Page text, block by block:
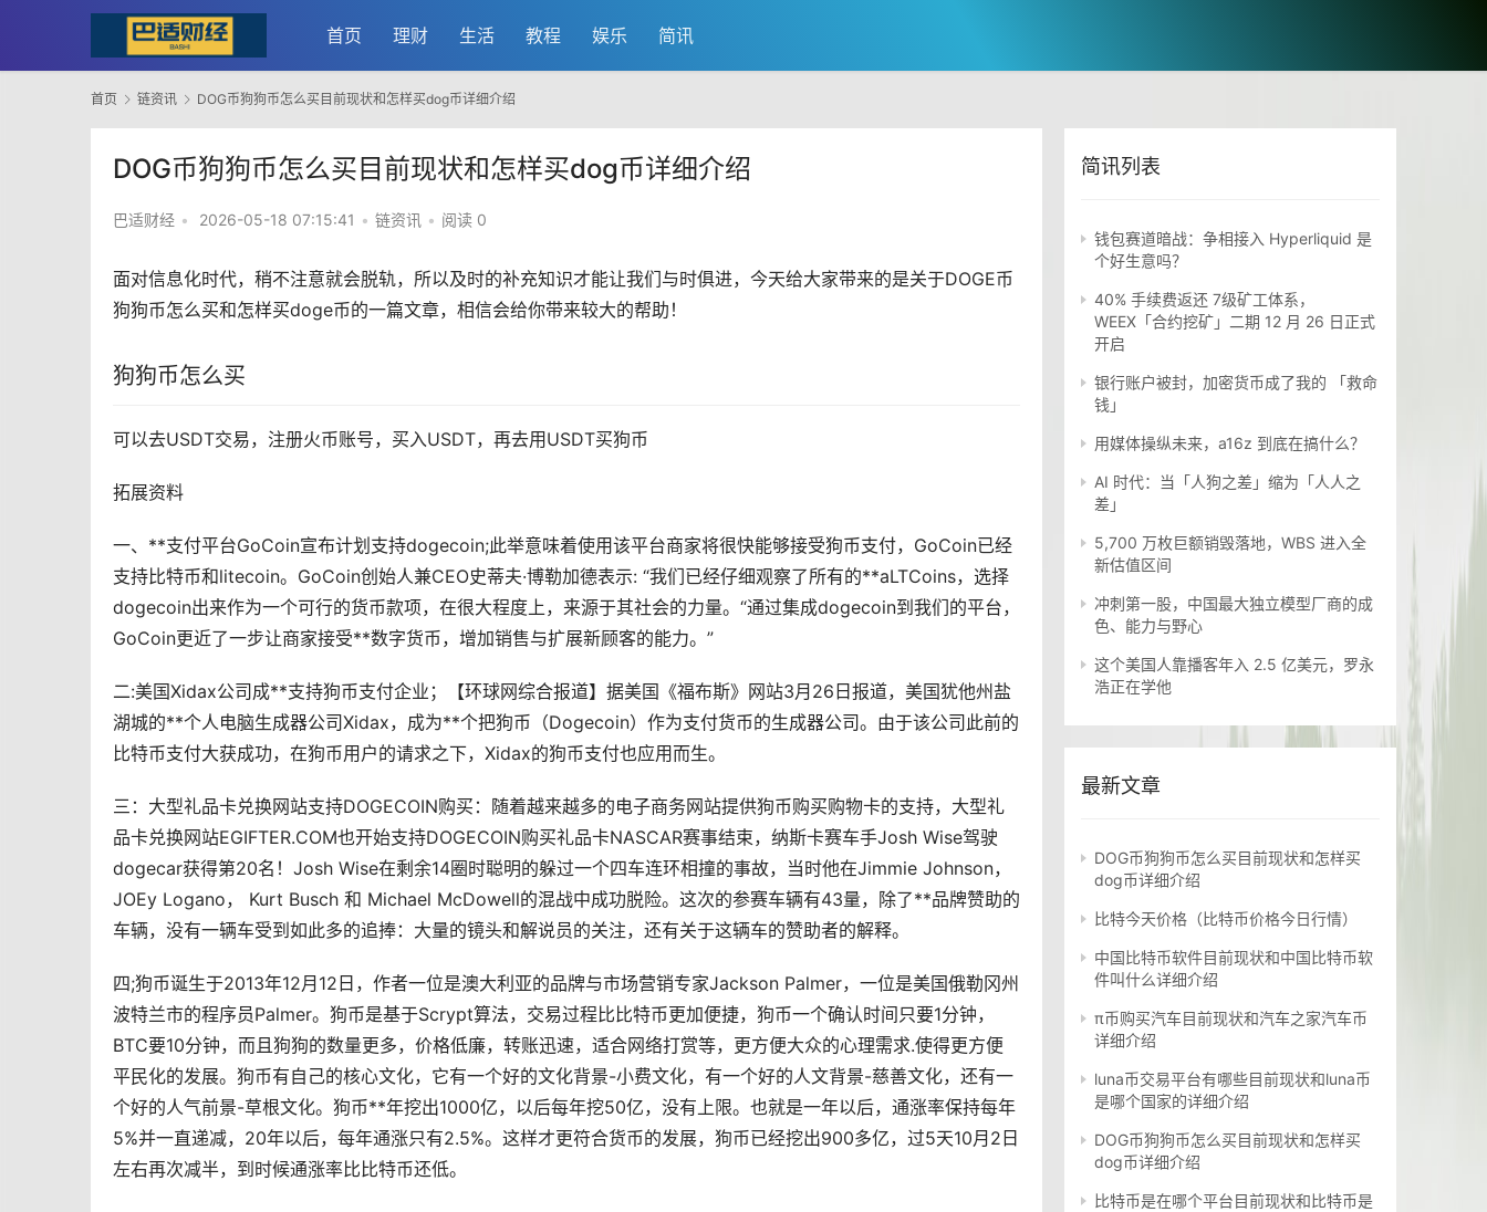
首页 理财 生活 教程 娱乐 简讯
首页 链资讯 DOG币狗狗币怎么买目前现状和怎样买dog币详细介绍
DOG币狗狗币怎么买目前现状和怎样买dog币详细介绍
巴适财经 • 2026-05-18 07:15:41 • 链资讯 • 阅读 0
面对信息化时代，稍不注意就会脱轨，所以及时的补充知识才能让我们与时俱进，今天给大家带来的是关于DOGE币
狗狗币怎么买和怎样买doge币的一篇文章，相信会给你带来较大的帮助！
狗狗币怎么买
可以去USDT交易，注册火币账号，买入USDT，再去用USDT买狗币
拓展资料
一、**支付平台GoCoin宣布计划支持dogecoin;此举意味着使用该平台商家将很快能够接受狗币支付，GoCoin已经
支持比特币和litecoin。GoCoin创始人兼CEO史蒂夫·博勒加德表示: “我们已经仔细观察了所有的**aLTCoins，选择
dogecoin出来作为一个可行的货币款项，在很大程度上，来源于其社会的力量。“通过集成dogecoin到我们的平台，
GoCoin更近了一步让商家接受**数字货币，增加销售与扩展新顾客的能力。”
二:美国Xidax公司成**支持狗币支付企业；【环球网综合报道】据美国《福布斯》网站3月26日报道，美国犹他州盐
湖城的**个人电脑生成器公司Xidax，成为**个把狗币（Dogecoin）作为支付货币的生成器公司。由于该公司此前的
比特币支付大获成功，在狗币用户的请求之下，Xidax的狗币支付也应用而生。
三：大型礼品卡兑换网站支持DOGECOIN购买：随着越来越多的电子商务网站提供狗币购买购物卡的支持，大型礼
品卡兑换网站EGIFTER.COM也开始支持DOGECOIN购买礼品卡NASCAR赛事结束，纳斯卡赛车手Josh Wise驾驶
dogecar获得第20名！Josh Wise在剩余14圈时聪明的躲过一个四车连环相撞的事故，当时他在Jimmie Johnson，
JOEy Logano， Kurt Busch 和 Michael McDowell的混战中成功脱险。这次的参赛车辆有43量，除了**品牌赞助的
车辆，没有一辆车受到如此多的追捧：大量的镜头和解说员的关注，还有关于这辆车的赞助者的解释。
四;狗币诞生于2013年12月12日，作者一位是澳大利亚的品牌与市场营销专家Jackson Palmer，一位是美国俄勒冈州
波特兰市的程序员Palmer。狗币是基于Scrypt算法，交易过程比比特币更加便捷，狗币一个确认时间只要1分钟，
BTC要10分钟，而且狗狗的数量更多，价格低廉，转账迅速，适合网络打赏等，更方便大众的心理需求.使得更方便
平民化的发展。狗币有自己的核心文化，它有一个好的文化背景-小费文化，有一个好的人文背景-慈善文化，还有一
个好的人气前景-草根文化。狗币**年挖出1000亿，以后每年挖50亿，没有上限。也就是一年以后，通涨率保持每年
5%并一直递减，20年以后，每年通涨只有2.5%。这样才更符合货币的发展，狗币已经挖出900多亿，过5天10月2日
左右再次减半，到时候通涨率比比特币还低。
简讯列表
钱包赛道暗战：争相接入 Hyperliquid 是
个好生意吗？
40% 手续费返还 7级矿工体系，
WEEX「合约挖矿」二期 12 月 26 日正式
开启
银行账户被封，加密货币成了我的 「救命
钱」
用媒体操纵未来，a16z 到底在搞什么？
AI 时代：当「人狗之差」缩为「人人之
差」
5,700 万枚巨额销毁落地，WBS 进入全
新估值区间
冲刺第一股，中国最大独立模型厂商的成
色、能力与野心
这个美国人靠播客年入 2.5 亿美元，罗永
浩正在学他
最新文章
DOG币狗狗币怎么买目前现状和怎样买
dog币详细介绍
比特今天价格（比特币价格今日行情）
中国比特币软件目前现状和中国比特币软
件叫什么详细介绍
π币购买汽车目前现状和汽车之家汽车币
详细介绍
luna币交易平台有哪些目前现状和luna币
是哪个国家的详细介绍
DOG币狗狗币怎么买目前现状和怎样买
dog币详细介绍
比特币是在哪个平台目前现状和比特币是